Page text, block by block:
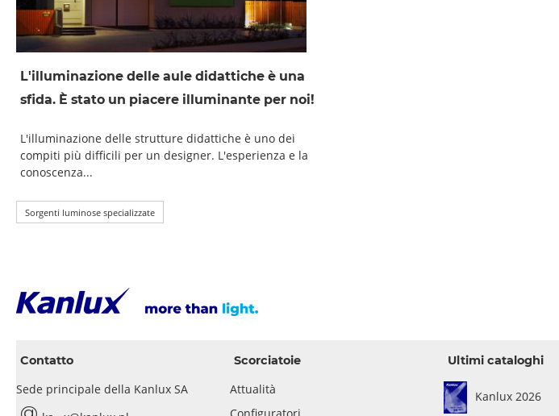
L'illuminazione delle aule didattiche è una
sfida. È stato un piacere illuminante per noi!
L'illuminazione delle strutture didattiche è uno dei
compiti più difficili per un designer. L'esperienza e la
conoscenza...
Sorgenti luminose specializzate
Contatto
Sede principale della Kanlux SA
Scorciatoie
Attualità
Ultimi cataloghi
Kanlux 2026